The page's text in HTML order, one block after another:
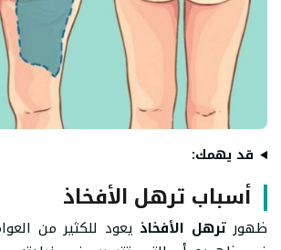
قد يهمك:
أسباب ترهل الأفخاذ
ظهور ترهل الأفخاذ يعود للكثير من